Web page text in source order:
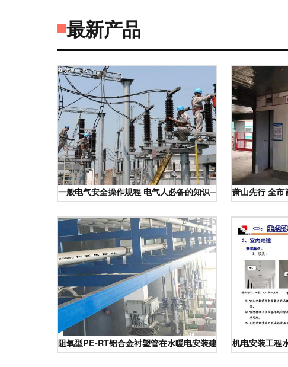
最新产品
一般电气安全操作规程 电气人必备的知识——电力工程技术专
萧山先行 全市
阻氧型PE-RT铝合金衬塑管在水暖电安装建设工程中的施工操
机电安装工程